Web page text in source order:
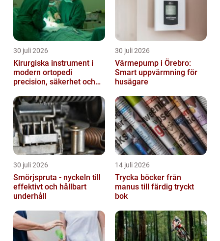
30 juli 2026
Kirurgiska instrument i
modern ortopedi
precision, säkerhet och
30 juli 2026
Värmepump i Örebro:
Smart uppvärmning för
husägare
30 juli 2026
Smörjspruta - nyckeln till
effektivt och hållbart
underhåll
14 juli 2026
Trycka böcker från
manus till färdig tryckt
bok